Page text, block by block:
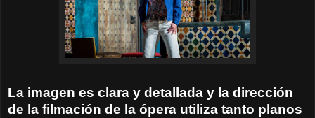
La imagen es clara y detallada y la dirección
de la filmación de la ópera utiliza tanto planos